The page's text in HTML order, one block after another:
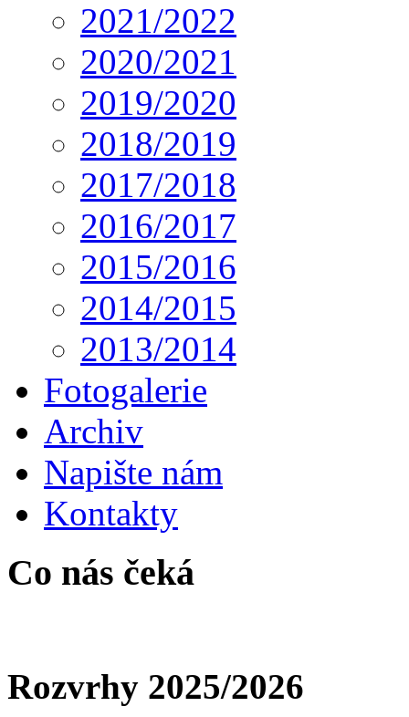
2021/2022
2020/2021
2019/2020
2018/2019
2017/2018
2016/2017
2015/2016
2014/2015
2013/2014
Fotogalerie
Archiv
Napište nám
Kontakty
Co nás čeká
Rozvrhy 2025/2026